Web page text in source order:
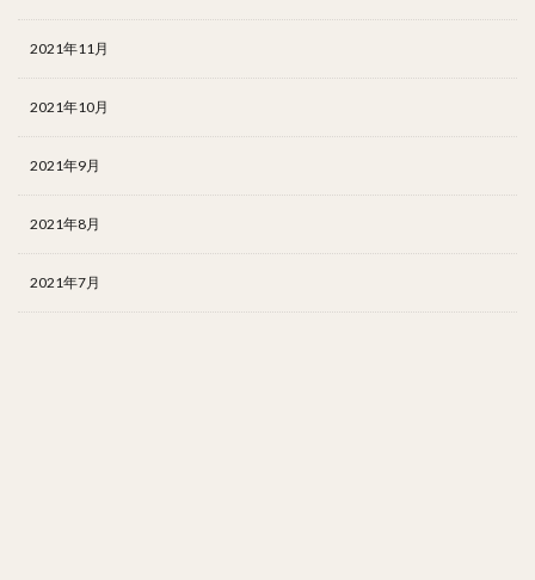
2021年11月
2021年10月
2021年9月
2021年8月
2021年7月